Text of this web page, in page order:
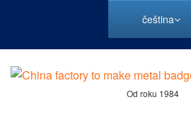
čeština
Od roku 1984